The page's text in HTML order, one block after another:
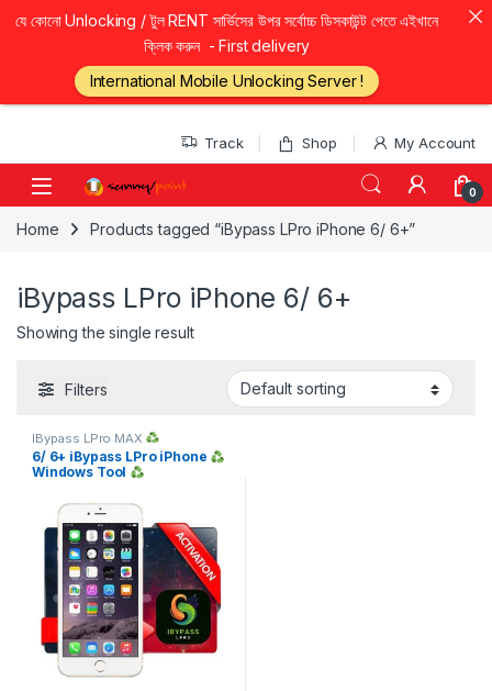
Track Shop My Account
0
Home Products tagged “iBypass LPro iPhone 6/ 6+”
iBypass LPro iPhone 6/ 6+
Showing the single result
Filters
IBypass LPro MAX
Windows/MAC Tool
,IMEI
Service
6/ 6+ iBypass LPro iPhone
Windows Tool
যে কোনো Unlocking / টুল RENT সার্ভিসের উপর সর্বোচ্চ ডিসকাউন্ট পেতে এইখানে
ক্লিক করুন - First delivery
International Mobile Unlocking Server !